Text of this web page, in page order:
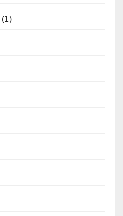
(1)